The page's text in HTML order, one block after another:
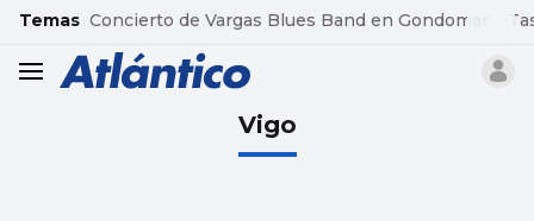
common.go-to-content
Temas Concierto de Vargas Blues Band en Gondomar
header.menu.open
Vigo